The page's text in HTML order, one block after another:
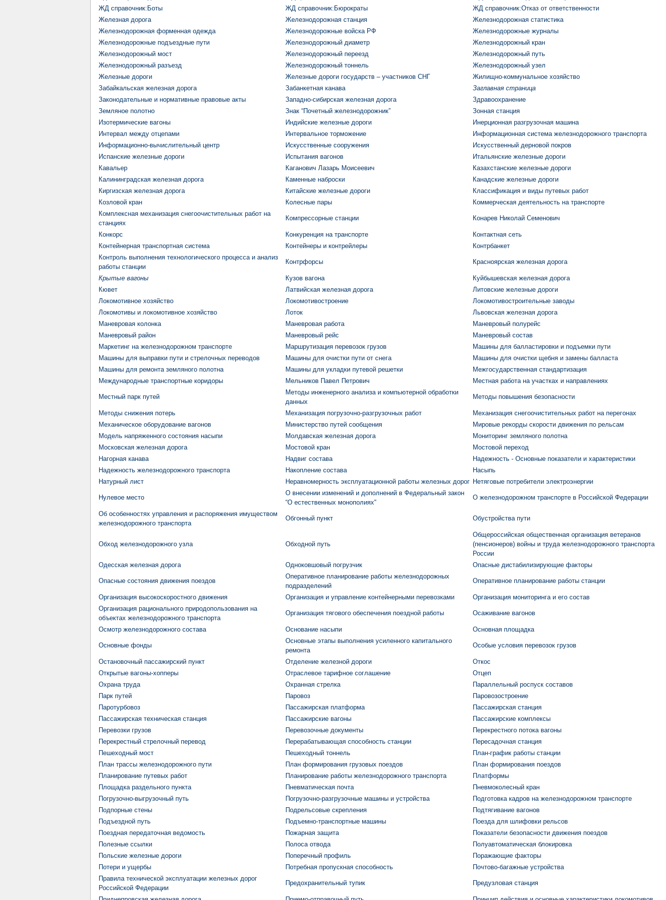
ЖД cправочник:Боты
ЖД cправочник:Бюрократы
ЖД cправочник:Отказ от ответственности
Железная дорога
Железнодорожная станция
Железнодорожная статистика
Железнодорожная форменная одежда
Железнодорожные войска РФ
Железнодорожные журналы
Железнодорожные подъездные пути
Железнодорожный диаметр
Железнодорожный кран
Железнодорожный мост
Железнодорожный переезд
Железнодорожный путь
Железнодорожный разъезд
Железнодорожный тоннель
Железнодорожный узел
Железные дороги
Железные дороги государств – участников СНГ
Жилищно-коммунальное хозяйство
Забайкальская железная дорога
Забанкетная канава
Заглавная страница
Законодательные и нормативные правовые акты
Западно-сибирская железная дорога
Здравоохранение
Земляное полотно
Знак “Почетный железнодорожник”
Зонная станция
Изотермические вагоны
Индийские железные дороги
Инерционная разгрузочная машина
Интервал между отцепами
Интервальное торможение
Информационная система железнодорожного транспорта
Информационно-вычислительный центр
Искусственные сооружения
Искусственный дерновой покров
Испанские железные дороги
Испытания вагонов
Итальянские железные дороги
Кавальер
Каганович Лазарь Моисеевич
Казахстанские железные дороги
Калининградская железная дорога
Каменные наброски
Канадские железные дороги
Киргизская железная дорога
Китайские железные дороги
Классификация и виды путевых работ
Козловой кран
Колесные пары
Коммерческая деятельность на транспорте
Комплексная механизация снегоочистительных работ на
станциях
Компрессорные станции Конарев Николай Семенович
Конкорс Конкуренция на транспорте
Контактная сеть
Контейнерная транспортная система
Контейнеры и контрейлеры
Контрбанкет
Контроль выполнения технологического процесса и анализ
работы станции
Контрфорсы Красноярская железная дорога
Крытые вагоны Кузов вагона
Куйбышевская железная дорога
Кювет
Латвийская железная дорога
Литовские железные дороги
Локомотивное хозяйство
Локомотивостроение
Локомотивостроительные заводы
Локомотивы и локомотивное хозяйство
Лоток
Львовская железная дорога
Маневровая колонка
Маневровая работа
Маневровый полурейс
Маневровый район
Маневровый рейс
Маневровый состав
Маркетинг на железнодорожном транспорте
Маршрутизация перевозок грузов
Машины для балластировки и подъемки пути
Машины для выправки пути и стрелочных переводов
Машины для очистки пути от снега
Машины для очистки щебня и замены балласта
Машины для ремонта земляного полотна
Машины для укладки путевой решетки
Межгосударственная стандартизация
Международные транспортные коридоры
Мельников Павел Петрович Местная работа на участках и направлениях
Местный парк путей
Методы инженерного анализа и компьютерной обработки
данных
Методы повышения безопасности
Методы снижения потерь Механизация погрузочно-разгрузочных работ
Механизация снегоочистительных работ на перегонах
Механическое оборудование вагонов
Министерство путей сообщения
Мировые рекорды скорости движения по рельсам
Модель напряженного состояния насыпи
Молдавская железная дорога
Мониторинг земляного полотна
Московская железная дорога
Мостовой кран
Мостовой переход
Нагорная канава
Надвиг состава
Надежность - Основные показатели и характеристики
Надежность железнодорожного транспорта
Накопление состава
Насыпь
Натурный лист
Неравномерность эксплуатационной работы железных дорог Нетяговые потребители электроэнергии
Нулевое место
О внесении изменений и дополнений в Федеральный закон
“О естественных монополиях"
О железнодорожном транспорте в Российской Федерации
Об особенностях управления и распоряжения имуществом
железнодорожного транспорта
Обгонный пункт Обустройства пути
Обход железнодорожного узла Обходной путь
Общероссийская общественная организация ветеранов
(пенсионеров) войны и труда железнодорожного транспорта
России
Одесская железная дорога
Одноковшовый погрузчик Опасные дистабилизирующие факторы
Опасные состояния движения поездов
Оперативное планирование работы железнодорожных
подразделений
Оперативное планирование работы станции
Организация высокоскоростного движения Организация и управление контейнерными перевозками
Организация мониторинга и его состав
Организация рационального природопользования на
объектах железнодорожного транспорта
Организация тягового обеспечения поездной работы Осаживание вагонов
Осмотр железнодорожного состава Основание насыпи Основная площадка
Основные фонды
Основные этапы выполнения усиленного капитального
ремонта
Особые условия перевозок грузов
Остановочный пассажирский пункт Отделение железной дороги
Откос
Открытые вагоны-хопперы
Отраслевое тарифное соглашение
Отцеп
Охрана труда
Охранная стрелка
Параллельный роспуск составов
Парк путей
Паровоз
Паровозостроение
Паротурбовоз
Пассажирская платформа
Пассажирская станция
Пассажирская техническая станция
Пассажирские вагоны
Пассажирские комплексы
Перевозки грузов
Перевозочные документы
Перекрестного потока вагоны
Перекрестный стрелочный перевод
Перерабатывающая способность станции
Пересадочная станция
Пешеходный мост
Пешеходный тоннель
План-график работы станции
План трассы железнодорожного пути
План формирования грузовых поездов
План формирования поездов
Планирование путевых работ
Планирование работы железнодорожного транспорта
Платформы
Площадка раздельного пункта
Пневматическая почта
Пневмоколесный кран
Погрузочно-выгрузочный путь
Погрузочно-разгрузочные машины и устройства
Подготовка кадров на железнодорожном транспорте
Подпорные стены
Подрельсовые скрепления
Подтягивание вагонов
Подъездной путь
Подъемно-транспортные машины
Поезда для шлифовки рельсов
Поездная передаточная ведомость
Пожарная защита
Показатели безопасности движения поездов
Полезные ссылки
Полоса отвода
Полуавтоматическая блокировка
Польские железные дороги
Поперечный профиль
Поражающие факторы
Потери и ущербы
Потребная пропускная способность
Почтово-багажные устройства
Правила технической эксплуатации железных дорог
Российской Федерации
Предохранительный тупик Предузловая станция